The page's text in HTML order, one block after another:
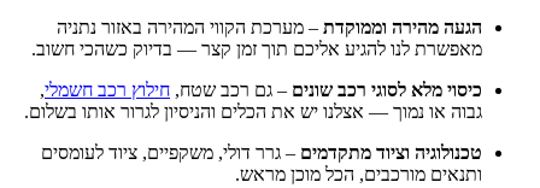
הגעה מהירה וממוקדת – מערכת הקווי המהירה באזור נתניה
מאפשרת לנו להגיע אליכם תוך זמן קצר — בדיוק כשהכי חשוב.
כיסוי מלא לסוגי רכב שונים – גם רכב שטח, חילוץ רכב חשמלי,
גבוה או נמוך — אצלנו יש את הכלים והניסיון לגרור אותו בשלום.
טכנולוגיה וציוד מתקדמים – גרר דולי, משקפיים, ציוד לעומסים
ותנאים מורכבים, הכל מוכן מראש.